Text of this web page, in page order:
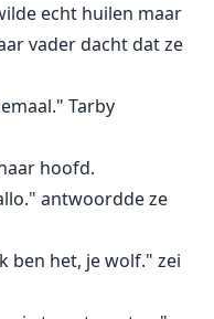
echt huilen maar
vader dacht dat ze
Tarby
hoofd.
antwoordde ze
ben het, je wolf." zei